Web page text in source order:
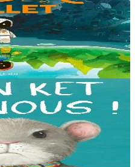
ur robotig torret o tihuniñ. N’en
abaoe pegeit emañ aze, met
vihan o chom. Brudet eo
teodekañ logodenn ar vro. Un